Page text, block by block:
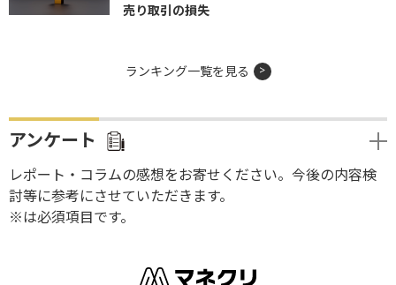
売り取引の損失
ランキング一覧を見る
アンケート
レポート・コラムの感想をお寄せください。今後の内容検
討等に参考にさせていただきます。
※は必須項目です。